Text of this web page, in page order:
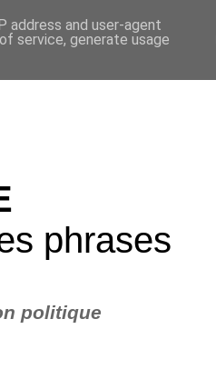
phrases
politique
address and user-agent
service, generate usage